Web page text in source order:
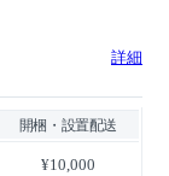
詳細
開梱・設置配送
¥10,000